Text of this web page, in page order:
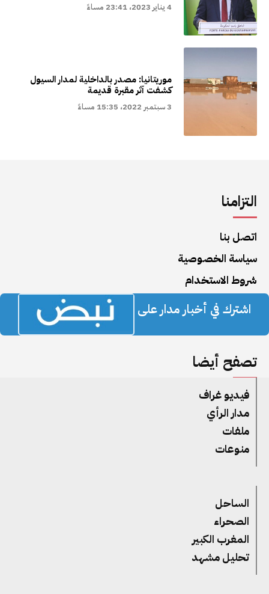
4 يناير 2023، 23:41 مساءً
موريتانيا: مصدر بالداخلية لمدار السيول
كشفت آثر مقبرة قديمة
3 سبتمبر 2022، 15:35 مساءً
التزامنا
اتصل بنا
سياسة الخصوصية
شروط الاستخدام
اشترك في أخبار مدار على
تصفح أيضا
فيديو غراف
مدار الرأي
ملفات
منوعات
الساحل
الصحراء
المغرب الكبير
تحليل مشهد